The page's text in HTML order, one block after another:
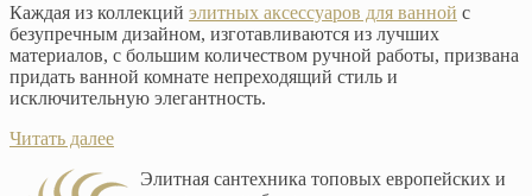
Каждая из коллекций элитных аксессуаров для ванной с
безупречным дизайном, изготавливаются из лучших
материалов, с большим количеством ручной работы, призвана
придать ванной комнате непреходящий стиль и
исключительную элегантность.
Читать далее
Элитная сантехника топовых европейских и